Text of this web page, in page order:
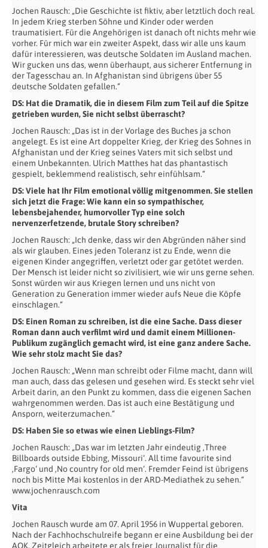
Jochen Rausch: „Die Geschichte ist fiktiv, aber letztlich doch real.
In jedem Krieg sterben Söhne und Kinder oder werden
traumatisiert. Für die Angehörigen ist danach oft nichts mehr wie
vorher. Für mich war ein zweiter Aspekt, dass wir alle uns kaum
dafür interessieren, was deutsche Soldaten im Ausland machen.
Wir gucken uns das, wenn überhaupt, aus sicherer Entfernung in
der Tagesschau an. In Afghanistan sind übrigens über 55
deutsche Soldaten gefallen.“
DS: Hat die Dramatik, die in diesem Film zum Teil auf die Spitze
getrieben wurden, Sie nicht selbst überrascht?
Jochen Rausch: „Das ist in der Vorlage des Buches ja schon
angelegt. Es ist eine Art doppelter Krieg, der Krieg des Sohnes in
Afghanistan und der Krieg seines Vaters mit sich selbst und
einem Unbekannten. Ulrich Matthes hat das phantastisch
gespielt, beklemmend realistisch, sehr einfühlsam.“
DS: Viele hat Ihr Film emotional völlig mitgenommen. Sie stellen
sich jetzt die Frage: Wie kann ein so sympathischer,
lebensbejahender, humorvoller Typ eine solch
nervenzerfetzende, brutale Story schreiben?
Jochen Rausch: „Ich denke, dass wir den Abgründen näher sind
als wir glauben. Eines jeden Toleranz ist zu Ende, wenn die
eigenen Kinder angegriffen, verletzt oder gar getötet werden.
Der Mensch ist leider nicht so zivilisiert, wie wir uns gerne sehen.
Sonst würden wir aus Kriegen lernen und uns nicht von
Generation zu Generation immer wieder aufs Neue die Köpfe
einschlagen.“
DS: Einen Roman zu schreiben, ist die eine Sache. Dass dieser
Roman dann auch verfilmt wird und damit einem Millionen-
Publikum zugänglich gemacht wird, ist eine ganz andere Sache.
Wie sehr stolz macht Sie das?
Jochen Rausch: „Wenn man schreibt oder Filme macht, dann will
man auch, dass das gelesen und gesehen wird. Es steckt sehr viel
Arbeit darin, an den Punkt zu kommen, dass die eigenen Sachen
wahrgenommen werden. Das ist auch eine Bestätigung und
Ansporn, weiterzumachen.“
DS: Haben Sie so etwas wie einen Lieblings-Film?
Jochen Rausch: „Das war im letzten Jahr eindeutig ‚Three
Billboards outside Ebbing, Missouri‘. All time favourite sind
‚Fargo‘ und ‚No country for old men‘. Fremder Feind ist übrigens
noch bis Mitte Mai kostenlos in der ARD-Mediathek zu sehen.“
www.jochenrausch.com
Vita
Jochen Rausch wurde am 07. April 1956 in Wuppertal geboren.
Nach der Fachhochschulreife begann er eine Ausbildung bei der
AOK. Zeitgleich arbeitete er als freier Journalist für die